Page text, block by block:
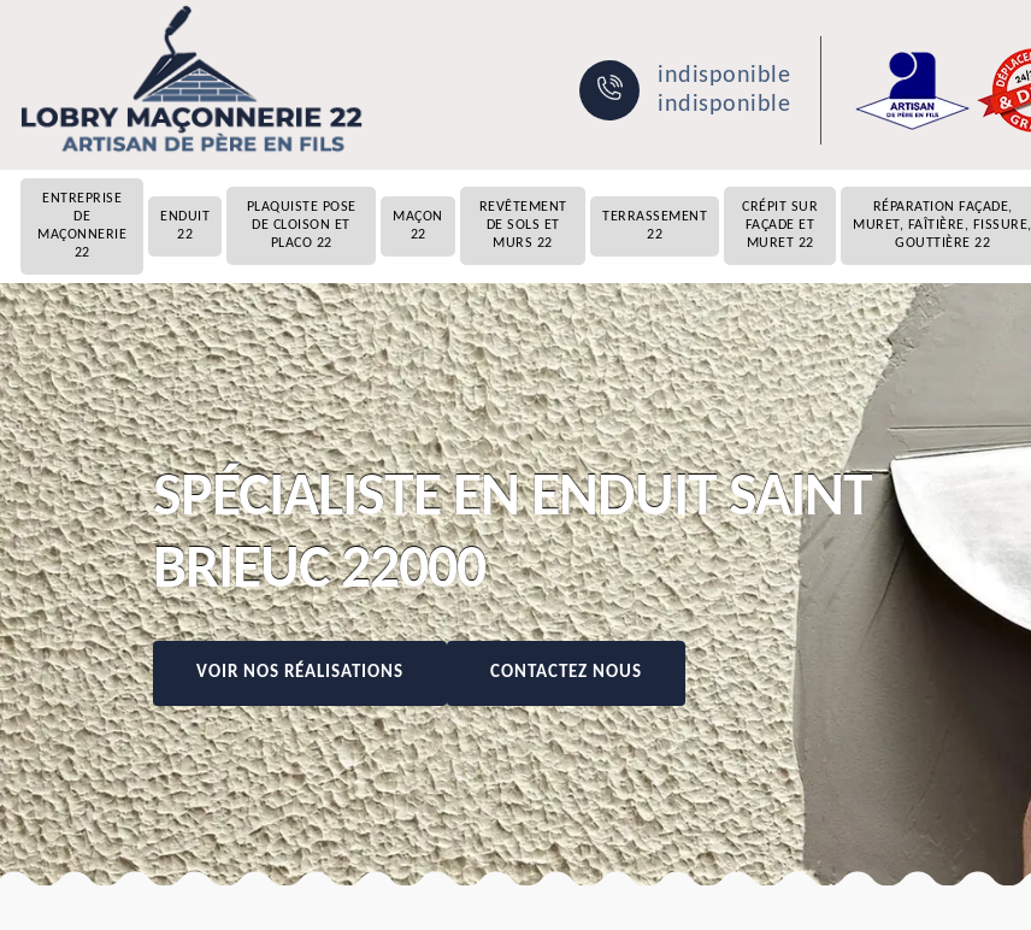
indisponible
indisponible
ENTREPRISE
DE
MAÇONNERIE
22
ENDUIT
22
PLAQUISTE POSE
DE CLOISON ET
PLACO 22
MAÇON
22
REVÊTEMENT
DE SOLS ET
MURS 22
TERRASSEMENT
22
CRÉPIT SUR
FAÇADE ET
MURET 22
RÉPARATION FAÇADE,
MURET, FAÎTIÈRE, FISSURE,
GOUTTIÈRE 22
SPÉCIALISTE EN ENDUIT SAINT
BRIEUC 22000
VOIR NOS RÉALISATIONS CONTACTEZ NOUS